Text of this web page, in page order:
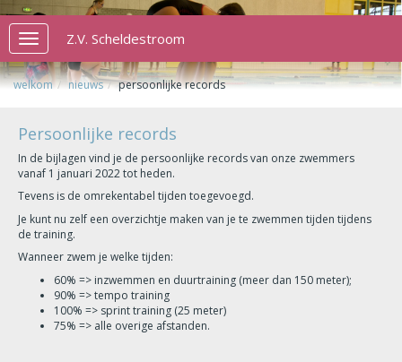
Toggle
navigation
Z.V. Scheldestroom
welkom nieuws persoonlijke records
Persoonlijke records
In de bijlagen vind je de persoonlijke records van onze zwemmers
vanaf 1 januari 2022 tot heden.
Tevens is de omrekentabel tijden toegevoegd.
Je kunt nu zelf een overzichtje maken van je te zwemmen tijden tijdens
de training.
Wanneer zwem je welke tijden:
60% => inzwemmen en duurtraining (meer dan 150 meter);
90% => tempo training
100% => sprint training (25 meter)
75% => alle overige afstanden.